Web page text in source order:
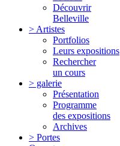
Découvrir
Belleville
> Artistes
Portfolios
Leurs expositions
Rechercher
un cours
> galerie
Présentation
Programme
des expositions
Archives
> Portes